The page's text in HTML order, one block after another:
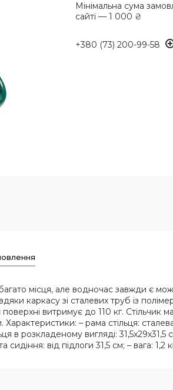
Мінімальна сума
сайті — 1 000 ₴
+380 (73) 200-99-58
місця, але водночас завжди є
каркасу зі сталевих труб із
витримує до 110 кг. Стільчик
– рама стільця:
в розкладеному вигляді:
від підлоги 31,5 см; – вага: